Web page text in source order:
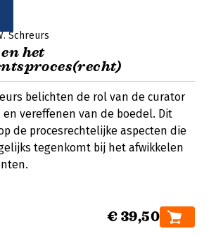
Schreurs
het
belichten de rol van de curator
vereffenen van de boedel. Dit
de procesrechtelijke aspecten die
tegenkomt bij het afwikkelen
€ 39,50